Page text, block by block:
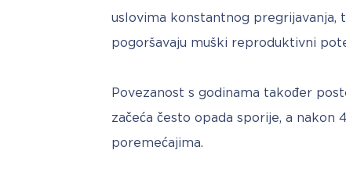
uslovima konstantnog
pogoršavaju muški reproduktivni
Povezanost s godinama također
začeća često opada sporije, a nakon
poremećajima.